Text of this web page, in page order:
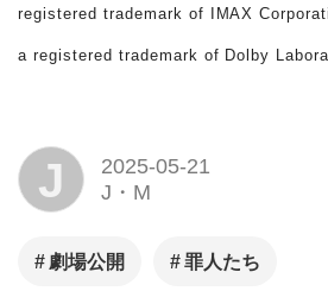
registered trademark of IMAX
a registered trademark of Dolby
J
2025-05-21
J・M
劇場公開 罪人たち